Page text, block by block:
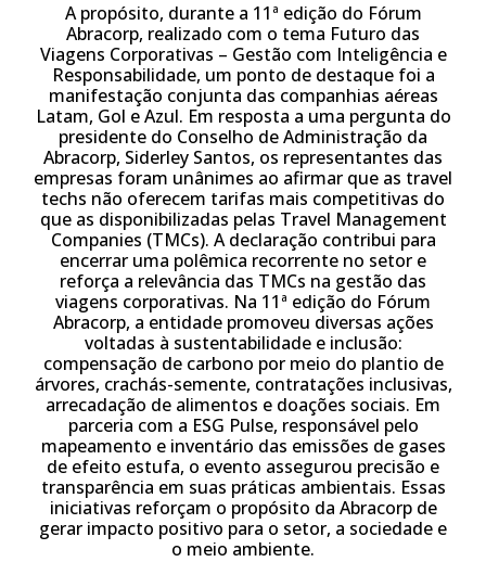
A propósito, durante a 11ª edição do Fórum
Abracorp, realizado com o tema Futuro das
Viagens Corporativas – Gestão com Inteligência e
Responsabilidade, um ponto de destaque foi a
manifestação conjunta das companhias aéreas
Latam, Gol e Azul. Em resposta a uma pergunta do
presidente do Conselho de Administração da
Abracorp, Siderley Santos, os representantes das
empresas foram unânimes ao afirmar que as travel
techs não oferecem tarifas mais competitivas do
que as disponibilizadas pelas Travel Management
Companies (TMCs). A declaração contribui para
encerrar uma polêmica recorrente no setor e
reforça a relevância das TMCs na gestão das
viagens corporativas. Na 11ª edição do Fórum
Abracorp, a entidade promoveu diversas ações
voltadas à sustentabilidade e inclusão:
compensação de carbono por meio do plantio de
árvores, crachás-semente, contratações inclusivas,
arrecadação de alimentos e doações sociais. Em
parceria com a ESG Pulse, responsável pelo
mapeamento e inventário das emissões de gases
de efeito estufa, o evento assegurou precisão e
transparência em suas práticas ambientais. Essas
iniciativas reforçam o propósito da Abracorp de
gerar impacto positivo para o setor, a sociedade e
o meio ambiente.